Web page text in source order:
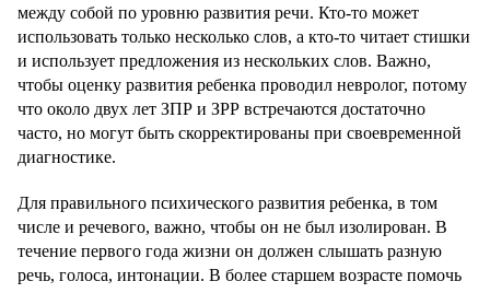
между собой по уровню развития речи. Кто-то может
использовать только несколько слов, а кто-то читает стишки
и использует предложения из нескольких слов. Важно,
чтобы оценку развития ребенка проводил невролог, потому
что около двух лет ЗПР и ЗРР встречаются достаточно
часто, но могут быть скорректированы при своевременной
диагностике.
Для правильного психического развития ребенка, в том
числе и речевого, важно, чтобы он не был изолирован. В
течение первого года жизни он должен слышать разную
речь, голоса, интонации. В более старшем возрасте помочь